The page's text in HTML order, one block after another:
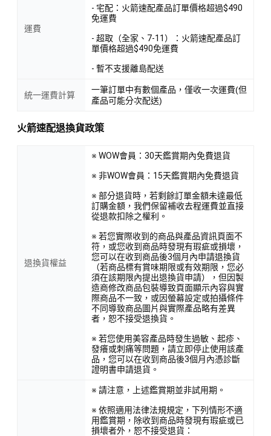
運費
- 宅配：火箭速配產品訂單價格超過$490
免運費
- 超取（全家、7-11）：火箭速配產品訂
單價格超過$490免運費
- 暫不支援離島配送
統一運費計算
一筆訂單中有數個產品，僅收一次運費(但
產品可能分次配送)
火箭速配退換貨政策
退換貨權益
※ WOW會員：30天鑑賞期內免費退貨
※ 非WOW會員：15天鑑賞期內免費退貨
※ 部分退貨時，若剩餘訂單金額未達最低
訂購金額，我們保留補收去程運費並直接
從退款扣除之權利。
※ 若您實際收到的商品與產品資訊頁面不
符，或您收到商品時發現有瑕疵或損壞，
您可以在收到商品後3個月內申請退換貨
（若商品標有賞味期限或有效期限，您必
須在該期限內提出退換貨申請），但因製
造商修改商品包裝導致頁面顯示內容與實
際商品不一致，或因螢幕設定或拍攝條件
不同導致商品圖片與實際產品略有差異
者，恕不接受退換貨。
※ 若您使用美容產品時發生過敏、起疹、
發癢或刺痛等問題，請立即停止使用該產
品，您可以在收到商品後3個月內憑診斷
證明書申請退貨。
※ 請注意，上述鑑賞期並非試用期。
※ 依照適用法律法規規定，下列情形不適
用鑑賞期，除收到商品時發現有瑕疵或已
損壞者外，恕不接受退貨：